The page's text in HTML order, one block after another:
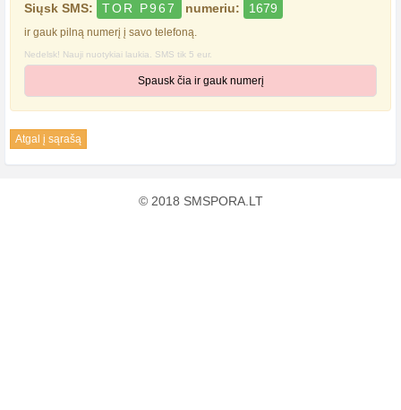
Siųsk SMS: TOR P967 numeriu: 1679
ir gauk pilną numerį į savo telefoną.
Nedelsk! Nauji nuotykiai laukia. SMS tik 5 eur.
Spausk čia ir gauk numerį
Atgal į sąrašą
© 2018 SMSPORA.LT